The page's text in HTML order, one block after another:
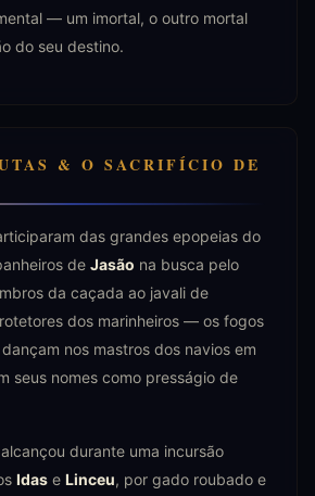
— um imortal, o outro mortal
do seu destino.
& O SACRIFÍCIO DE
das grandes epopeias do
de Jasão na busca pelo
da caçada ao javali de
dos marinheiros — os fogos
nos mastros dos navios em
seus nomes como presságio de
durante uma incursão
Idas e Linceu, por gado roubado e